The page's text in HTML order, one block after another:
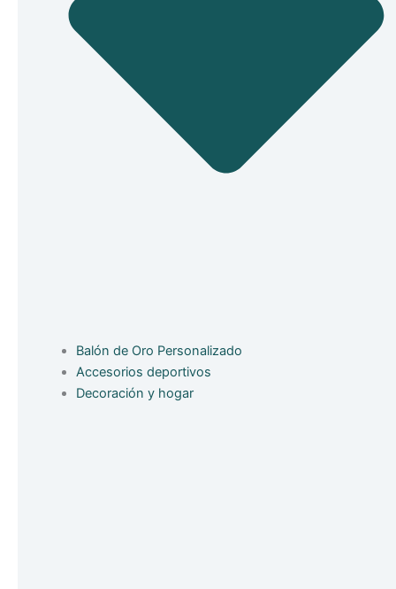
Balón de Oro Personalizado
Accesorios deportivos
Decoración y hogar